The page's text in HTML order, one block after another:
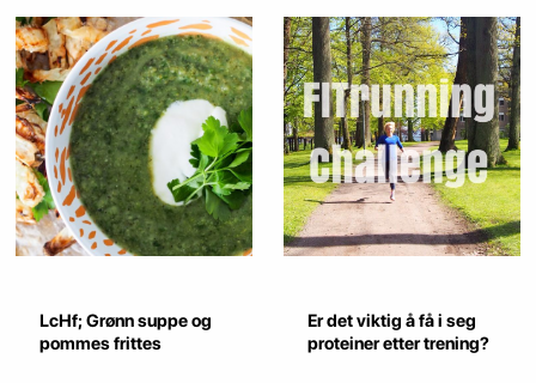
LcHf; Grønn suppe og
pommes frittes
Er det viktig å få i seg
proteiner etter trening?